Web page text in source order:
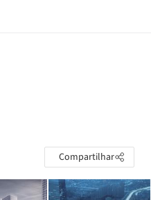
Compartilhar